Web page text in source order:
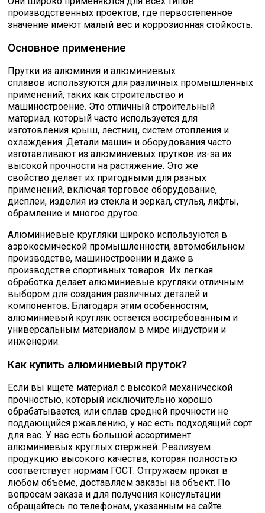
производственных проектов, где первостепенное
значение имеют малый вес и коррозионная стойкость.
Основное применение
Прутки из алюминия и алюминиевых
сплавов используются для различных промышленных
применений, таких как строительство и
машиностроение. Это отличный строительный
материал, который часто используется для
изготовления крыш, лестниц, систем отопления и
охлаждения. Детали машин и оборудования часто
изготавливают из алюминиевых прутков из-за их
высокой прочности на растяжение. Это же
свойство делает их пригодными для разных
применений, включая торговое оборудование,
дисплеи, изделия из стекла и зеркал, стулья, лифты,
обрамление и многое другое.
Алюминиевые кругляки широко используются в
аэрокосмической промышленности, автомобильном
производстве, машиностроении и даже в
производстве спортивных товаров. Их легкая
обработка делает алюминиевые кругляки отличным
выбором для создания различных деталей и
компонентов. Благодаря этим особенностям,
алюминиевый кругляк остается востребованным и
универсальным материалом в мире индустрии и
инженерии.
Как купить алюминиевый пруток?
Если вы ищете материал с высокой механической
прочностью, который исключительно хорошо
обрабатывается, или сплав средней прочности не
поддающийся ржавлению, у нас есть подходящий сорт
для вас. У нас есть большой ассортимент
алюминиевых круглых стержней. Реализуем
продукцию высокого качества, которая полностью
соответствует нормам ГОСТ. Отгружаем прокат в
любом объеме, доставляем заказы на объект. По
вопросам заказа и для получения консультации
обращайтесь по телефонам, указанным на сайте.